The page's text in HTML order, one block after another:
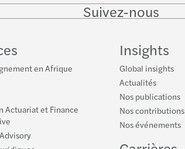
Suivez-nous
en Afrique
Actuariat et Finance
Insights
Global insights
Actualités
Nos publications
Nos contributions
Nos événements